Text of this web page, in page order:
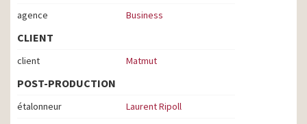
agence Business
CLIENT
client Matmut
POST-PRODUCTION
étalonneur
Laurent Ripoll